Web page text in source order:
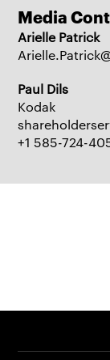
Media
Arielle Patrick
Paul Dils
Kodak
+1 585-724-